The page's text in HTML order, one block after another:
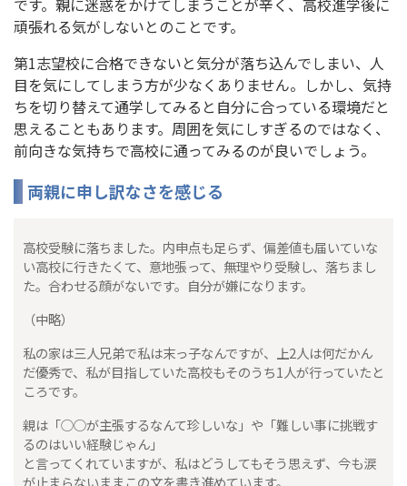
頑張れる気がしないとのことです。
第1志望校に合格できないと気分が落ち込んでしまい、人
目を気にしてしまう方が少なくありません。しかし、気持
ちを切り替えて通学してみると自分に合っている環境だと
思えることもあります。周囲を気にしすぎるのではなく、
前向きな気持ちで高校に通ってみるのが良いでしょう。
両親に申し訳なさを感じる
高校受験に落ちました。内申点も足らず、偏差値も届いていな
い高校に行きたくて、意地張って、無理やり受験し、落ちまし
た。合わせる顔がないです。自分が嫌になります。
（中略）
私の家は三人兄弟で私は末っ子なんですが、上2人は何だかん
だ優秀で、私が目指していた高校もそのうち1人が行っていたと
ころです。
親は「○○が主張するなんて珍しいな」や「難しい事に挑戦す
るのはいい経験じゃん」
と言ってくれていますが、私はどうしてもそう思えず、今も涙
が止まらないままこの文を書き進めています。